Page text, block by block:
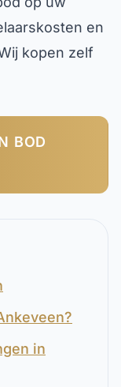
en
kopen zelf
BOD
in